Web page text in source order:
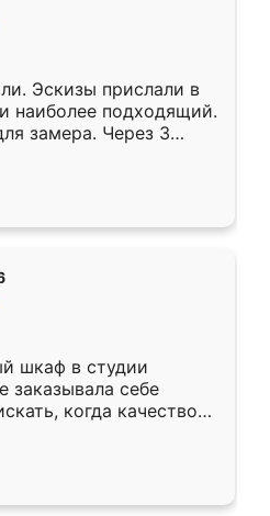
Эскизы прислали в
наиболее подходящий.
замера. Через 3
готова. Остались
Ренессанс
работу!
шкаф в студии
заказывала себе
когда качеством
кухня уже почти